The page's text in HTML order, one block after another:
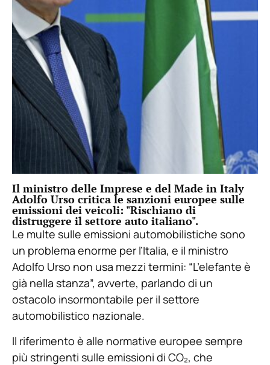
Il ministro delle Imprese e del Made in Italy
Adolfo Urso critica le sanzioni europee sulle
emissioni dei veicoli: "Rischiano di
distruggere il settore auto italiano".
Le multe sulle emissioni automobilistiche sono
un problema enorme per l’Italia, e il ministro
Adolfo Urso non usa mezzi termini: “L’elefante è
già nella stanza”, avverte, parlando di un
ostacolo insormontabile per il settore
automobilistico nazionale.
Il riferimento è alle normative europee sempre
più stringenti sulle emissioni di CO₂, che